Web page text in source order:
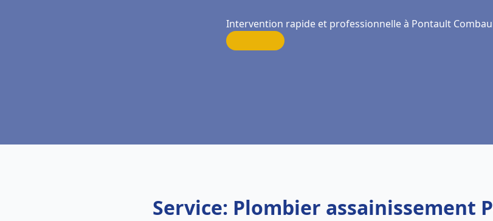
Intervention rapide et professionnelle à Pontault
Service: Plombier assainissement